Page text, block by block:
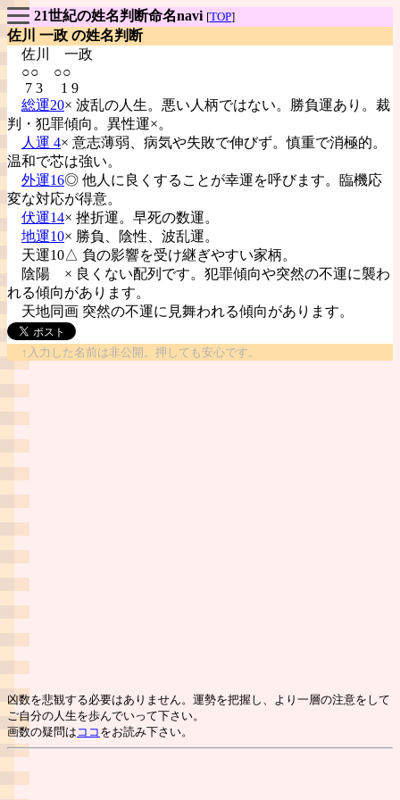
21世紀の姓名判断命名navi [TOP]
佐川 一政 の姓名判断
佐川 一政
○○ ○○
7 3 1 9
総運20× 波乱の人生。悪い人柄ではない。勝負運あり。裁
判・犯罪傾向。異性運×。
人運 4× 意志薄弱、病気や失敗で伸びず。慎重で消極的。
温和で芯は強い。
外運16◎ 他人に良くすることが幸運を呼びます。臨機応
変な対応が得意。
伏運14× 挫折運。早死の数運。
地運10× 勝負、陰性、波乱運。
天運10△ 負の影響を受け継ぎやすい家柄。
陰陽 × 良くない配列です。犯罪傾向や突然の不運に襲わ
れる傾向があります。
天地同画 突然の不運に見舞われる傾向があります。
↑入力した名前は非公開。押しても安心です。
凶数を悲観する必要はありません。運勢を把握し、より一層の注意をして
ご自分の人生を歩んでいって下さい。
画数の疑問は ココ をお読み下さい。